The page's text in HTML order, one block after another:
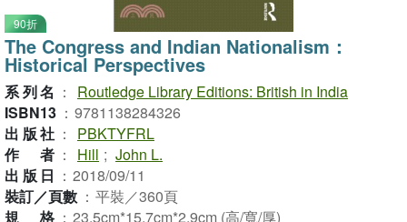
90折
The Congress and Indian Nationalism：
Historical Perspectives
系列名 ：
Routledge Library Editions: British in India
ISBN13 ： 9781138284326
出版社 ：
PBKTYFRL
作者 ： Hill ; John L.
出版日 ： 2018/09/11
裝訂／頁數 ： 平裝／360頁
規格 ： 23.5cm*15.7cm*2.9cm (高/寬/厚)